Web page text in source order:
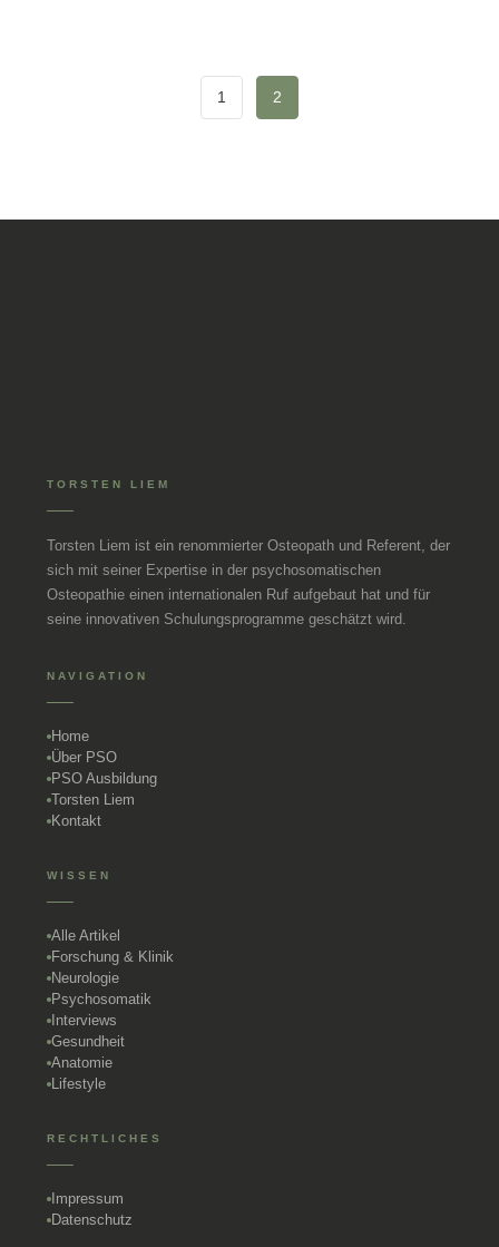
1 2
TORSTEN LIEM
Torsten Liem ist ein renommierter Osteopath und Referent, der
sich mit seiner Expertise in der psychosomatischen
Osteopathie einen internationalen Ruf aufgebaut hat und für
seine innovativen Schulungsprogramme geschätzt wird.
NAVIGATION
Home
Über PSO
PSO Ausbildung
Torsten Liem
Kontakt
WISSEN
Alle Artikel
Forschung & Klinik
Neurologie
Psychosomatik
Interviews
Gesundheit
Anatomie
Lifestyle
RECHTLICHES
Impressum
Datenschutz